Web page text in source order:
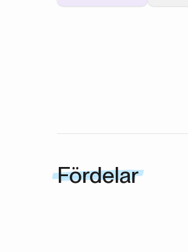
Fördelar